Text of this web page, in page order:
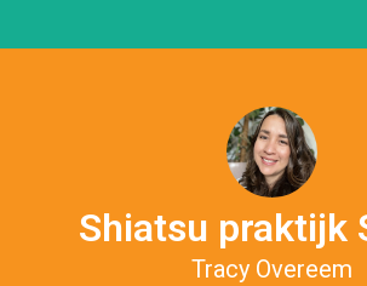
Shiatsu praktijk
Tracy Overeem